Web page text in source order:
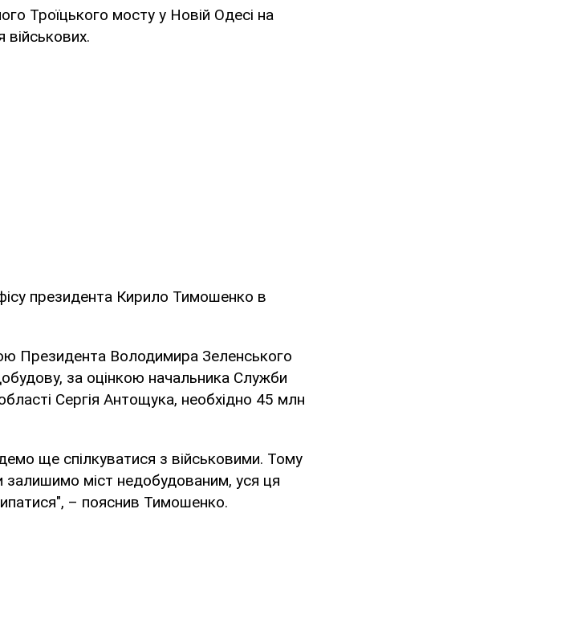
Троїцького мосту у Новій Одесі на
президента Кирило Тимошенко в
Президента Володимира Зеленського
за оцінкою начальника Служби
Сергія Антощука, необхідно 45 млн
ще спілкуватися з військовими. Тому
міст недобудованим, уся ця
– пояснив Тимошенко.